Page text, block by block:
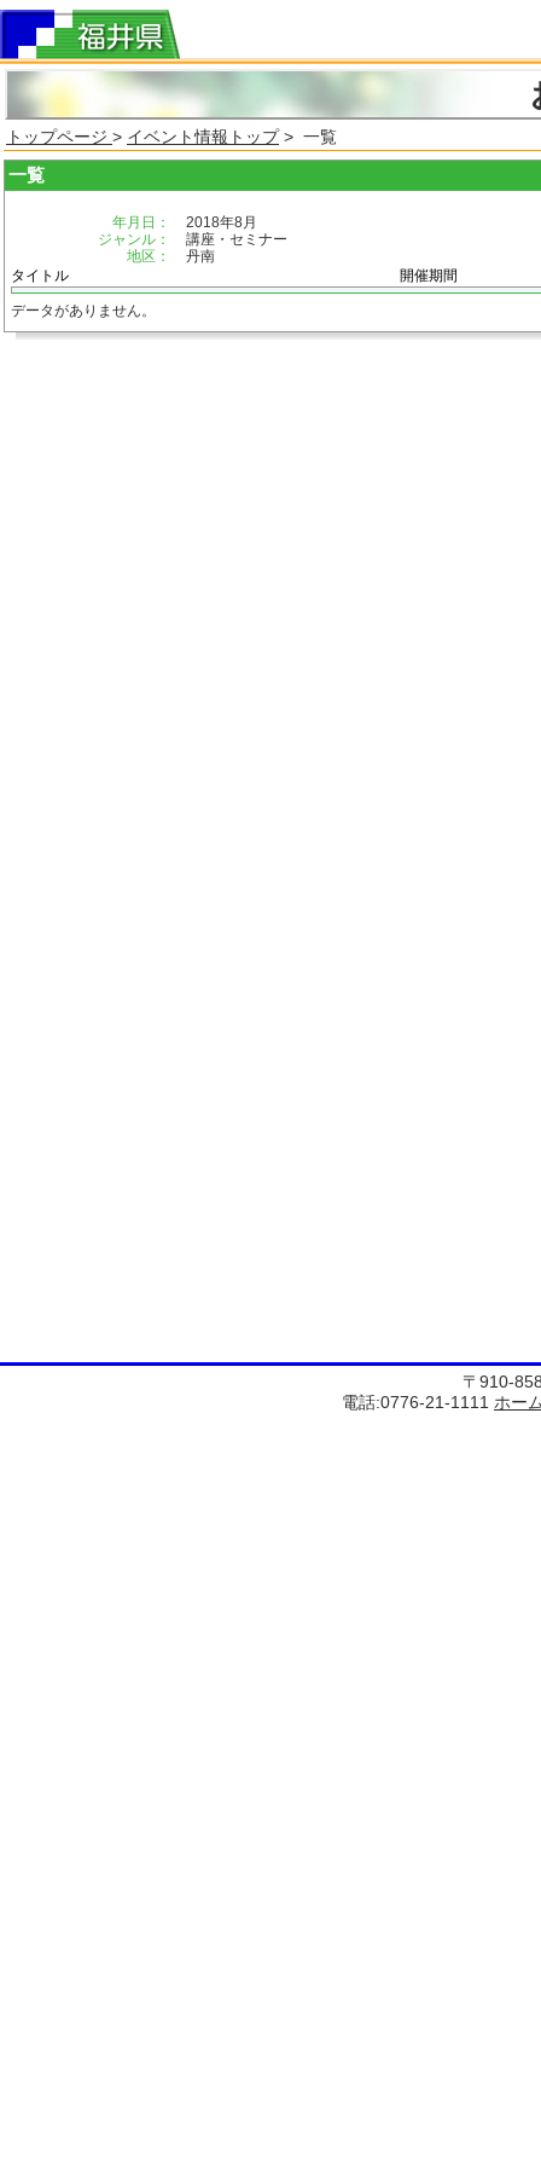
トップページ > イベント情報トップ> 一覧
一覧
年月日：
2018年8月
ジャンル：
講座・セミナー
地区：
丹南
タイトル
開催期間
データがありません。
〒910-
電話:0776-21-1111 ホー